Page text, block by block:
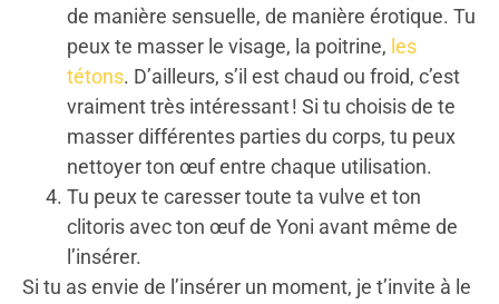
de manière sensuelle, de manière érotique. Tu
peux te masser le visage, la poitrine, les
tétons. D’ailleurs, s’il est chaud ou froid, c’est
vraiment très intéressant ! Si tu choisis de te
masser différentes parties du corps, tu peux
nettoyer ton œuf entre chaque utilisation.
Tu peux te caresser toute ta vulve et ton
clitoris avec ton œuf de Yoni avant même de
l’insérer.
Si tu as envie de l’insérer un moment, je t’invite à le